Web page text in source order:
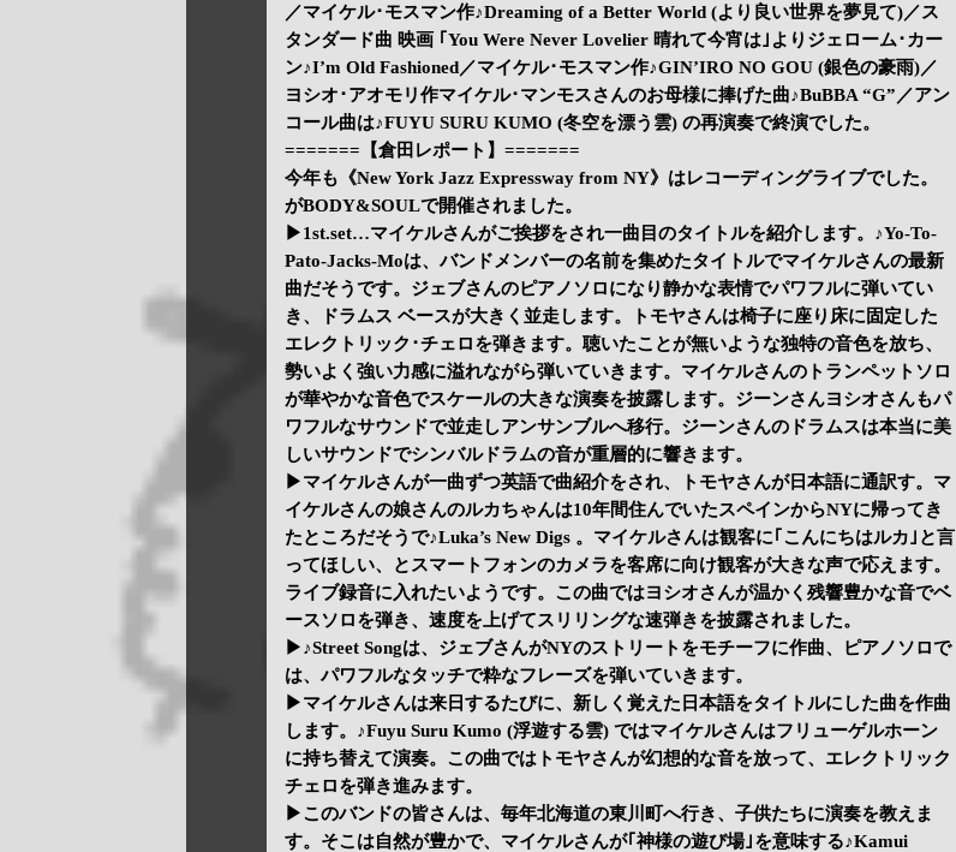
／マイケル･モスマン作♪Dreaming of a Better World (より良い世界を夢見て)／ス
タンダード曲 映画 ｢You Were Never Lovelier 晴れて今宵は｣よりジェローム･カー
ン♪I’m Old Fashioned／マイケル･モスマン作♪GIN’IRO NO GOU (銀色の豪雨)／
ヨシオ･アオモリ作マイケル･マンモスさんのお母様に捧げた曲♪BuBBA “G”／アン
コール曲は♪FUYU SURU KUMO (冬空を漂う雲) の再演奏で終演でした。
=======【倉田レポート】=======
今年も《New York Jazz Expressway from NY》はレコーディングライブでした。
がBODY&SOULで開催されました。
▶1st.set…マイケルさんがご挨拶をされ一曲目のタイトルを紹介します。♪Yo-To-
Pato-Jacks-Moは、バンドメンバーの名前を集めたタイトルでマイケルさんの最新
曲だそうです。ジェブさんのピアノソロになり静かな表情でパワフルに弾いてい
き、ドラムス ベースが大きく並走します。トモヤさんは椅子に座り床に固定した
エレクトリック･チェロを弾きます。聴いたことが無いような独特の音色を放ち、
勢いよく強い力感に溢れながら弾いていきます。マイケルさんのトランペットソロ
が華やかな音色でスケールの大きな演奏を披露します。ジーンさんヨシオさんもパ
ワフルなサウンドで並走しアンサンブルへ移行。ジーンさんのドラムスは本当に美
しいサウンドでシンバルドラムの音が重層的に響きます。
▶マイケルさんが一曲ずつ英語で曲紹介をされ、トモヤさんが日本語に通訳す。マ
イケルさんの娘さんのルカちゃんは10年間住んでいたスペインからNYに帰ってき
たところだそうで♪Luka’s New Digs 。マイケルさんは観客に｢こんにちはルカ｣と言
ってほしい、とスマートフォンのカメラを客席に向け観客が大きな声で応えます。
ライブ録音に入れたいようです。この曲ではヨシオさんが温かく残響豊かな音でベ
ースソロを弾き、速度を上げてスリリングな速弾きを披露されました。
▶♪Street Songは、ジェブさんがNYのストリートをモチーフに作曲、ピアノソロで
は、パワフルなタッチで粋なフレーズを弾いていきます。
▶マイケルさんは来日するたびに、新しく覚えた日本語をタイトルにした曲を作曲
します。♪Fuyu Suru Kumo (浮遊する雲) ではマイケルさんはフリューゲルホーン
に持ち替えて演奏。この曲ではトモヤさんが幻想的な音を放って、エレクトリック
チェロを弾き進みます。
▶このバンドの皆さんは、毎年北海道の東川町へ行き、子供たちに演奏を教えま
す。そこは自然が豊かで、マイケルさんが｢神様の遊び場｣を意味する♪Kamui